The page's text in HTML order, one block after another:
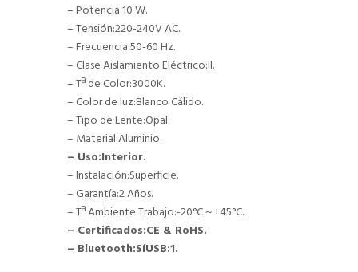
– Potencia:10 W.
– Tensión:220-240V AC.
– Frecuencia:50-60 Hz.
– Clase Aislamiento Eléctrico:II.
– Tª de Color:3000K.
– Color de luz:Blanco Cálido.
– Tipo de Lente:Opal.
– Material:Aluminio.
– Uso:Interior.
– Instalación:Superficie.
– Garantía:2 Años.
– Tª Ambiente Trabajo:-20°C ~ +45°C.
– Certificados:CE & RoHS.
– Bluetooth:SíUSB:1.